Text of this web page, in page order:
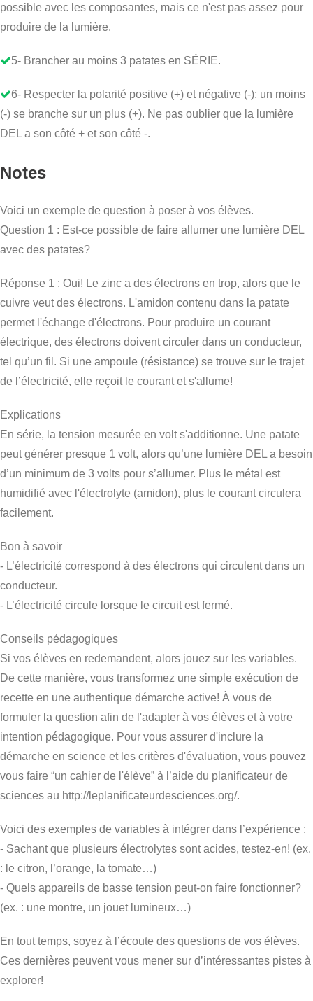
possible avec les composantes, mais ce n'est pas assez pour
produire de la lumière.
5- Brancher au moins 3 patates en SÉRIE.
6- Respecter la polarité positive (+) et négative (-); un moins
(-) se branche sur un plus (+). Ne pas oublier que la lumière
DEL a son côté + et son côté -.
Notes
Voici un exemple de question à poser à vos élèves.
Question 1 : Est-ce possible de faire allumer une lumière DEL
avec des patates?
Réponse 1 : Oui! Le zinc a des électrons en trop, alors que le
cuivre veut des électrons. L'amidon contenu dans la patate
permet l'échange d'électrons. Pour produire un courant
électrique, des électrons doivent circuler dans un conducteur,
tel qu’un fil. Si une ampoule (résistance) se trouve sur le trajet
de l’électricité, elle reçoit le courant et s'allume!
Explications
En série, la tension mesurée en volt s'additionne. Une patate
peut générer presque 1 volt, alors qu’une lumière DEL a besoin
d’un minimum de 3 volts pour s’allumer. Plus le métal est
humidifié avec l'électrolyte (amidon), plus le courant circulera
facilement.
Bon à savoir
- L’électricité correspond à des électrons qui circulent dans un
conducteur.
- L’électricité circule lorsque le circuit est fermé.
Conseils pédagogiques
Si vos élèves en redemandent, alors jouez sur les variables.
De cette manière, vous transformez une simple exécution de
recette en une authentique démarche active! À vous de
formuler la question afin de l'adapter à vos élèves et à votre
intention pédagogique. Pour vous assurer d'inclure la
démarche en science et les critères d'évaluation, vous pouvez
vous faire “un cahier de l'élève” à l’aide du planificateur de
sciences au http://leplanificateurdesciences.org/.
Voici des exemples de variables à intégrer dans l’expérience :
- Sachant que plusieurs électrolytes sont acides, testez-en! (ex.
: le citron, l’orange, la tomate…)
- Quels appareils de basse tension peut-on faire fonctionner?
(ex. : une montre, un jouet lumineux…)
En tout temps, soyez à l’écoute des questions de vos élèves.
Ces dernières peuvent vous mener sur d’intéressantes pistes à
explorer!